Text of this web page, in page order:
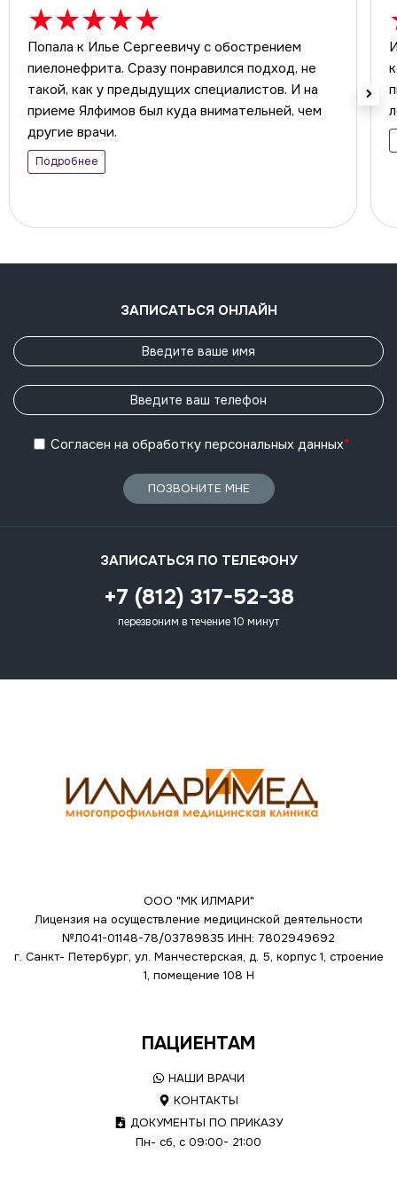
★★★★★
Попала к Илье Сергеевичу с обострением
пиелонефрита​. Сразу понравился подход, не
такой, как у предыдущих специалистов. И на
приеме Ялфимов был куда внимательней, чем
другие врачи.
Подробнее
ЗАПИСАТЬСЯ ОНЛАЙН
Согласен на обработку персональных данных*
ПОЗВОНИТЕ МНЕ
ЗАПИСАТЬСЯ ПО ТЕЛЕФОНУ
+7 (812) 317-52-38
перезвоним в течение 10 минут
ООО "МК ИЛМАРИ"
Лицензия на осуществление медицинской деятельности
№Л041-01148-78/03789835 ИНН: 7802949692
г. Санкт- Петербург, ул. Манчестерская, д. 5, корпус 1, строение
1, помещение 108 Н
ПАЦИЕНТАМ
НАШИ ВРАЧИ
КОНТАКТЫ
ДОКУМЕНТЫ ПО ПРИКАЗУ
Пн- сб, с 09:00- 21:00